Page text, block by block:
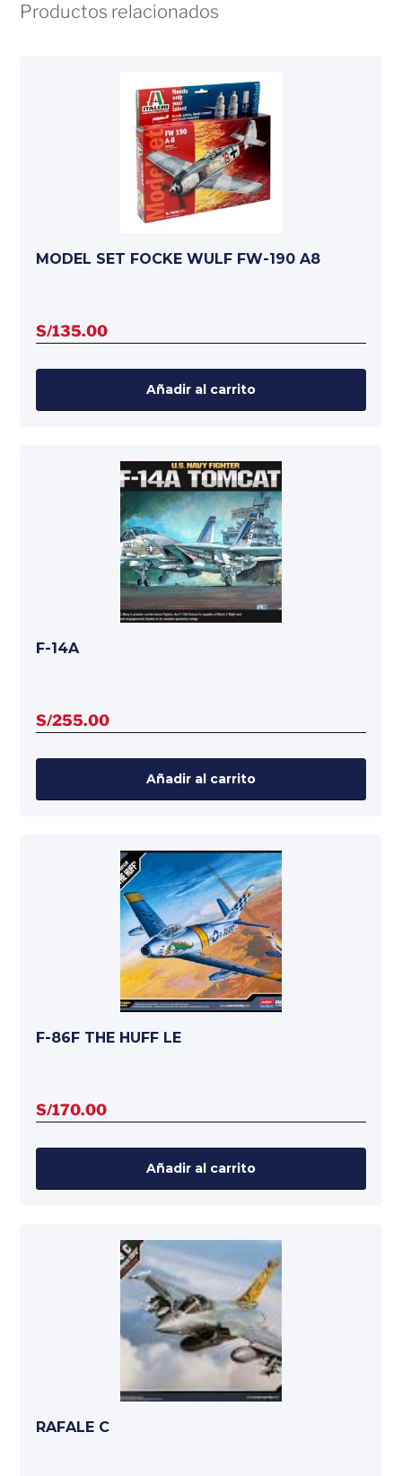
Productos relacionados
MODEL SET FOCKE WULF FW-190 A8
S/135.00
Añadir al carrito
F-14A
S/255.00
Añadir al carrito
F-86F THE HUFF LE
S/170.00
Añadir al carrito
RAFALE C